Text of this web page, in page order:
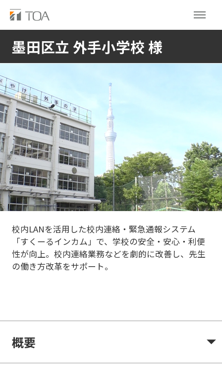
墨田区立 外手小学校 様
校内LANを活用した校内連絡・緊急通報システム
「すくーるインカム」で、学校の安全・安心・利便
性が向上。校内連絡業務などを劇的に改善し、先生
の働き方改革をサポート。
概要